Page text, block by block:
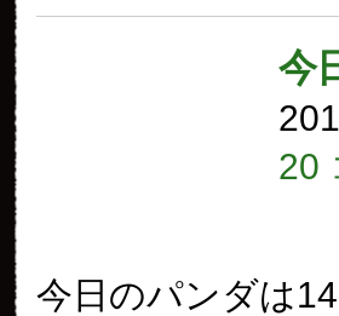
今
20
今日のパンダは